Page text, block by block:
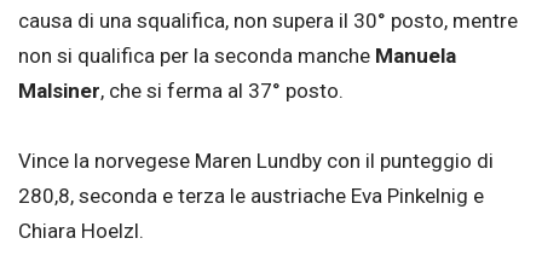
causa di una squalifica, non supera il 30° posto, mentre
non si qualifica per la seconda manche Manuela
Malsiner, che si ferma al 37° posto.
Vince la norvegese Maren Lundby con il punteggio di
280,8, seconda e terza le austriache Eva Pinkelnig e
Chiara Hoelzl.